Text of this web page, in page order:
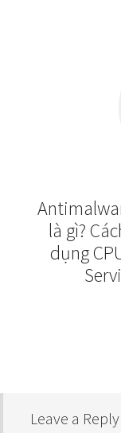
là gì?
dụng
Leave a Reply